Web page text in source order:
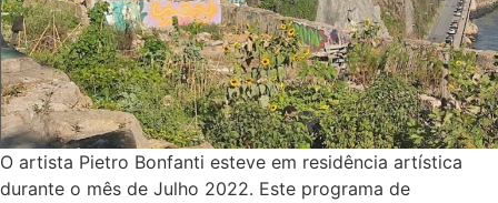
O artista Pietro Bonfanti esteve em residência artística
durante o mês de Julho 2022. Este programa de